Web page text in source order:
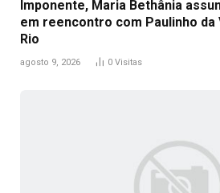
Imponente, Maria Bethânia
em reencontro com Paulinho
Rio
agosto 9, 2026 0 Visitas